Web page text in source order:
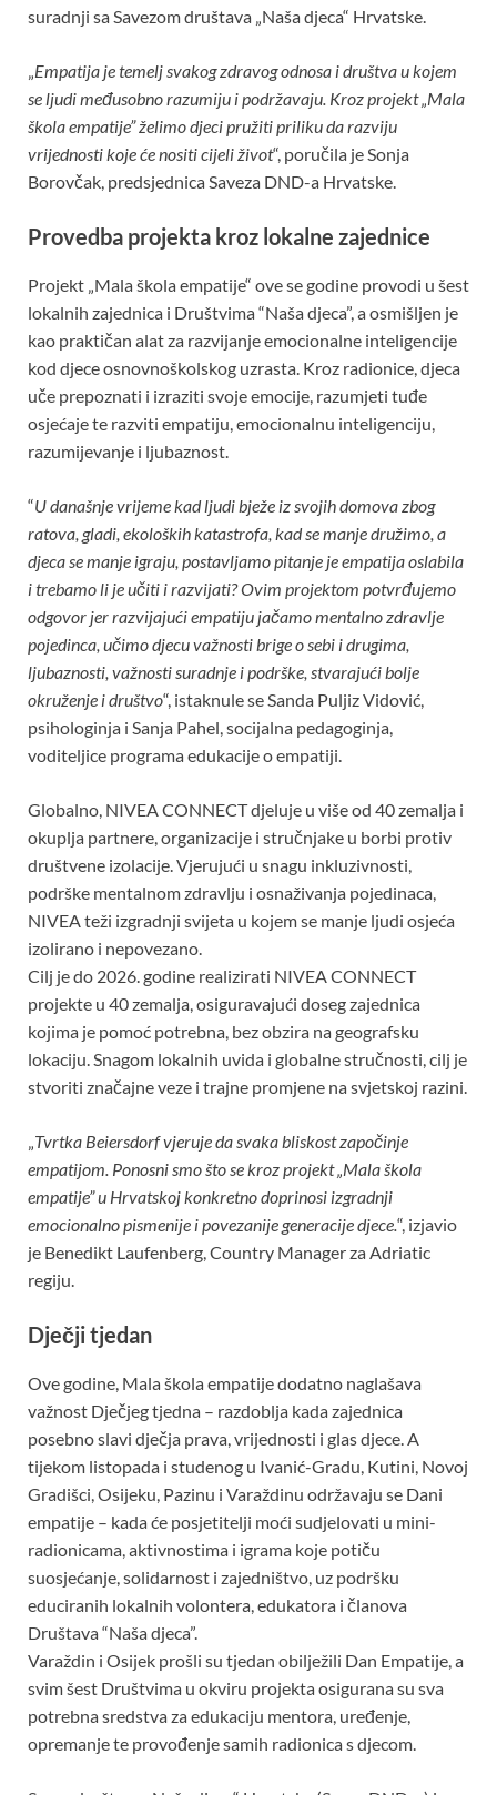
suradnji sa Savezom društava „Naša djeca“ Hrvatske.
„Empatija je temelj svakog zdravog odnosa i društva u kojem
se ljudi međusobno razumiju i podržavaju. Kroz projekt „Mala
škola empatije” želimo djeci pružiti priliku da razviju
vrijednosti koje će nositi cijeli život“, poručila je Sonja
Borovčak, predsjednica Saveza DND-a Hrvatske.
Provedba projekta kroz lokalne zajednice
Projekt „Mala škola empatije“ ove se godine provodi u šest
lokalnih zajednica i Društvima “Naša djeca”, a osmišljen je
kao praktičan alat za razvijanje emocionalne inteligencije
kod djece osnovnoškolskog uzrasta. Kroz radionice, djeca
uče prepoznati i izraziti svoje emocije, razumjeti tuđe
osjećaje te razviti empatiju, emocionalnu inteligenciju,
razumijevanje i ljubaznost.
“U današnje vrijeme kad ljudi bježe iz svojih domova zbog
ratova, gladi, ekoloških katastrofa, kad se manje družimo, a
djeca se manje igraju, postavljamo pitanje je empatija oslabila
i trebamo li je učiti i razvijati? Ovim projektom potvrđujemo
odgovor jer razvijajući empatiju jačamo mentalno zdravlje
pojedinca, učimo djecu važnosti brige o sebi i drugima,
ljubaznosti, važnosti suradnje i podrške, stvarajući bolje
okruženje i društvo“, istaknule se Sanda Puljiz Vidović,
psihologinja i Sanja Pahel, socijalna pedagoginja,
voditeljice programa edukacije o empatiji.
Globalno, NIVEA CONNECT djeluje u više od 40 zemalja i
okuplja partnere, organizacije i stručnjake u borbi protiv
društvene izolacije. Vjerujući u snagu inkluzivnosti,
podrške mentalnom zdravlju i osnaživanja pojedinaca,
NIVEA teži izgradnji svijeta u kojem se manje ljudi osjeća
izolirano i nepovezano.
Cilj je do 2026. godine realizirati NIVEA CONNECT
projekte u 40 zemalja, osiguravajući doseg zajednica
kojima je pomoć potrebna, bez obzira na geografsku
lokaciju. Snagom lokalnih uvida i globalne stručnosti, cilj je
stvoriti značajne veze i trajne promjene na svjetskoj razini.
„Tvrtka Beiersdorf vjeruje da svaka bliskost započinje
empatijom. Ponosni smo što se kroz projekt „Mala škola
empatije” u Hrvatskoj konkretno doprinosi izgradnji
emocionalno pismenije i povezanije generacije djece.“, izjavio
je Benedikt Laufenberg, Country Manager za Adriatic
regiju.
Dječji tjedan
Ove godine, Mala škola empatije dodatno naglašava
važnost Dječjeg tjedna – razdoblja kada zajednica
posebno slavi dječja prava, vrijednosti i glas djece. A
tijekom listopada i studenog u Ivanić-Gradu, Kutini, Novoj
Gradišci, Osijeku, Pazinu i Varaždinu održavaju se Dani
empatije – kada će posjetitelji moći sudjelovati u mini-
radionicama, aktivnostima i igrama koje potiču
suosjećanje, solidarnost i zajedništvo, uz podršku
educiranih lokalnih volontera, edukatora i članova
Društava “Naša djeca”.
Varaždin i Osijek prošli su tjedan obilježili Dan Empatije, a
svim šest Društvima u okviru projekta osigurana su sva
potrebna sredstva za edukaciju mentora, uređenje,
opremanje te provođenje samih radionica s djecom.